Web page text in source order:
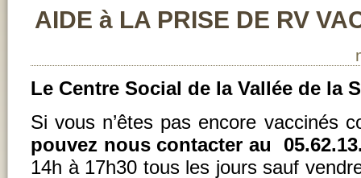
AIDE à LA PRISE DE RV
Le Centre Social de la Vallée de la
Si vous n’êtes pas encore vaccinés
pouvez nous contacter au
14h à 17h30 tous les jours sauf